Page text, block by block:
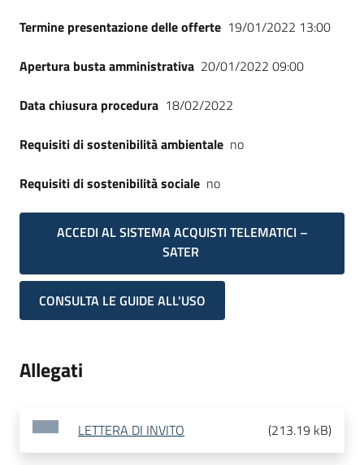
Termine presentazione delle offerte 19/01/2022 13:00
Apertura busta amministrativa 20/01/2022 09:00
Data chiusura procedura 18/02/2022
Requisiti di sostenibilità ambientale no
Requisiti di sostenibilità sociale no
ACCEDI AL SISTEMA ACQUISTI TELEMATICI –
SATER
CONSULTA LE GUIDE ALL'USO
Allegati
LETTERA DI INVITO (213.19 kB)